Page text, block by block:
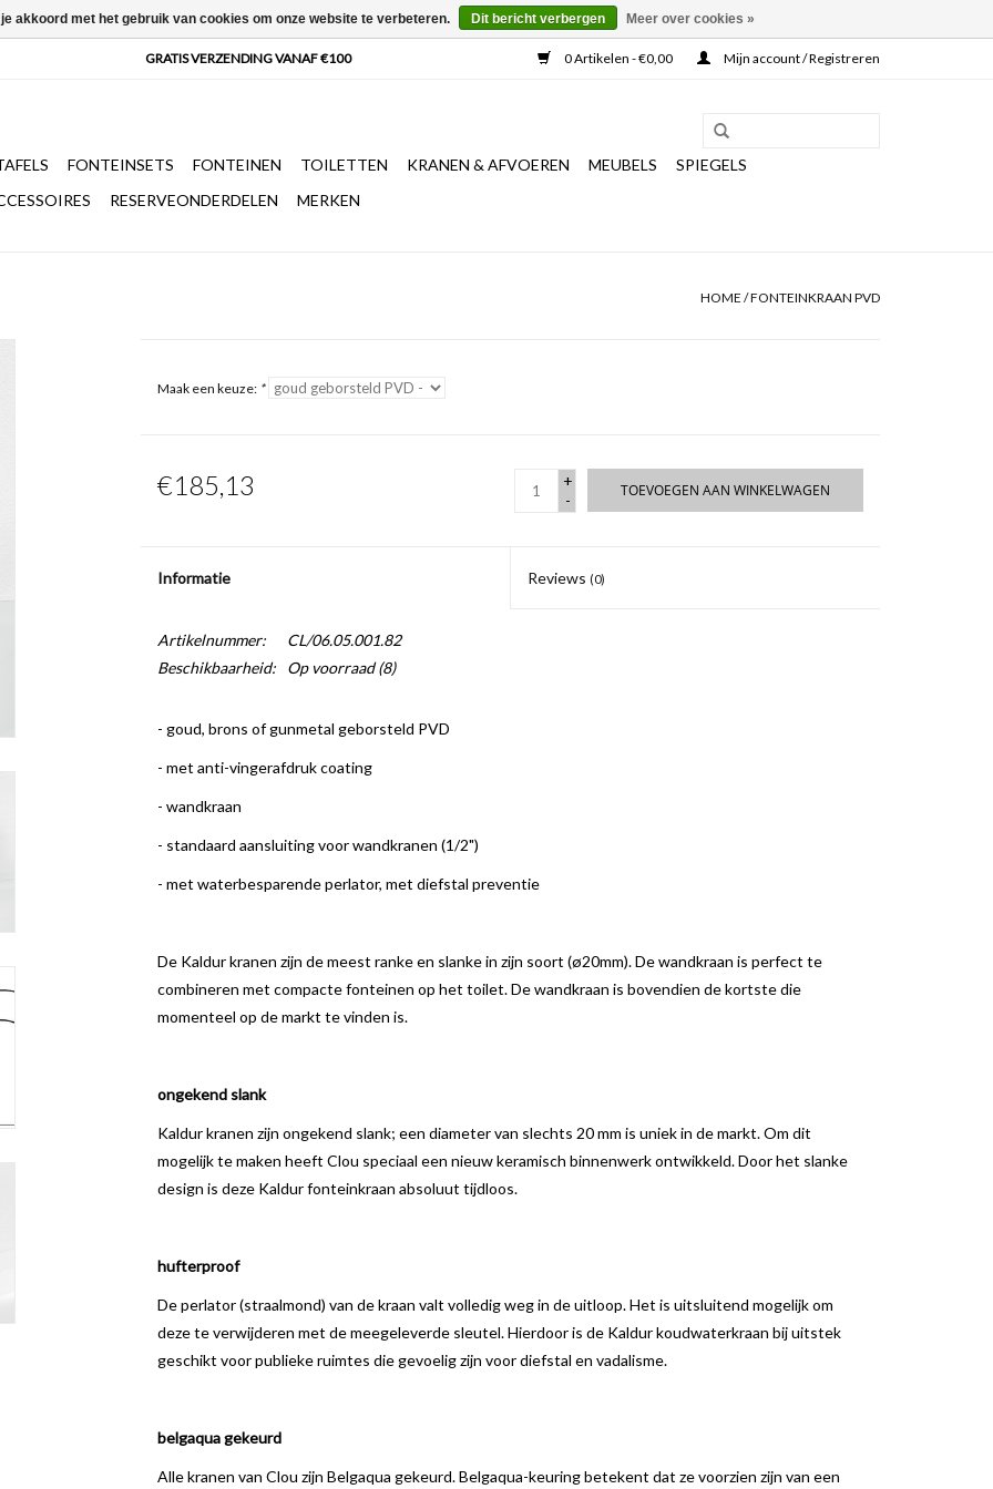
0 Artikelen - €0,00 Mijn account / Registreren
FONTEINSETS FONTEINEN TOILETTEN KRANEN & AFVOEREN MEUBELS
SPIEGELS
RESERVEONDERDELEN MERKEN
HOME /FONTEINKRAAN PVD
Maak een keuze: *
€185,13
+
-
TOEVOEGEN AAN WINKELWAGEN
Informatie Reviews (0)
Artikelnummer:
CL/06.05.001.82
Beschikbaarheid:
Op voorraad(8)
- goud, brons of gunmetal geborsteld PVD
- met anti-vingerafdruk coating
- wandkraan
- standaard aansluiting voor wandkranen (1/2")
- met waterbesparende perlator, met diefstal preventie
De Kaldur kranen zijn de meest ranke en slanke in zijn soort (ø20mm). De wandkraan is perfect te
combineren met compacte fonteinen op het toilet. De wandkraan is bovendien de kortste die
momenteel op de markt te vinden is.
ongekend slank
Kaldur kranen zijn ongekend slank; een diameter van slechts 20 mm is uniek in de markt. Om dit
mogelijk te maken heeft Clou speciaal een nieuw keramisch binnenwerk ontwikkeld. Door het slanke
design is deze Kaldur fonteinkraan absoluut tijdloos.
hufterproof
De perlator (straalmond) van de kraan valt volledig weg in de uitloop. Het is uitsluitend mogelijk om
deze te verwijderen met de meegeleverde sleutel. Hierdoor is de Kaldur koudwaterkraan bij uitstek
geschikt voor publieke ruimtes die gevoelig zijn voor diefstal en vadalisme.
belgaqua gekeurd
Alle kranen van Clou zijn Belgaqua gekeurd. Belgaqua-keuring betekent dat ze voorzien zijn van een
akkoord met het gebruik van cookies om onze website te verbeteren. Dit bericht verbergen Meer over cookies »